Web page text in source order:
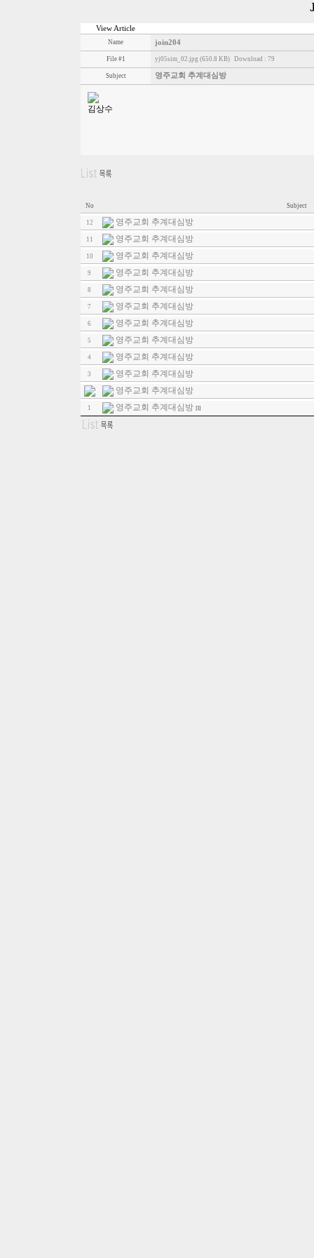
View Article
Name join204
File #1 yj05sim_02.jpg (650.8 KB) Download : 79
Subject 영주교회 추계대심방
김상수
No Subject
12 영주교회 추계대심방
11 영주교회 추계대심방
10 영주교회 추계대심방
9 영주교회 추계대심방
8 영주교회 추계대심방
7 영주교회 추계대심방
6 영주교회 추계대심방
5 영주교회 추계대심방
4 영주교회 추계대심방
3
영주교회 추계대심방
영주교회 추계대심방
1 영주교회 추계대심방 [1]